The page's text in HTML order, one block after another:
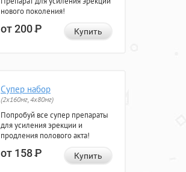
нового поколения!
от 200Р Купить
Супер набор
(2х160мг, 4х80мг)
Попробуй все супер препараты
для усиления эрекции и
продления полового акта!
от 158Р Купить